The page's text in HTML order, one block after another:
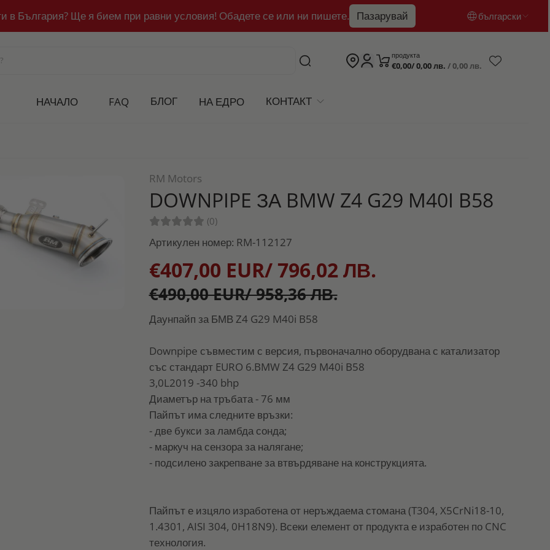
в България? Ще я бием при равни условия! Обадете се или ни пишете. Пазарувай български
English
продукта
€0,00/ 0,00 лв. / 0,00 лв.
НАЧАЛО FAQ БЛОГ НА ЕДРО КОНТАКТ
RM Motors
DOWNPIPE ЗА BMW Z4 G29 M40I B58
(0)
Артикулен номер: RM-112127
€407,00 EUR/ 796,02 ЛВ.
€490,00 EUR/ 958,36 ЛВ.
Даунпайп за БМВ Z4 G29 M40i B58
Downpipe съвместим с версия, първоначално оборудвана с катализатор
със стандарт EURO 6.BMW Z4 G29 M40i B58
3,0L2019 -340 bhp
Диаметър на тръбата - 76 мм
Пайпът има следните връзки:
- две букси за ламбда сонда;
- маркуч на сензора за налягане;
- подсилено закрепване за втвърдяване на конструкцията.
Пайпът е изцяло изработена от неръждаема стомана (T304, X5CrNi18-10,
1.4301, AISI 304, 0H18N9). Всеки елемент от продукта е изработен по CNC
технология.